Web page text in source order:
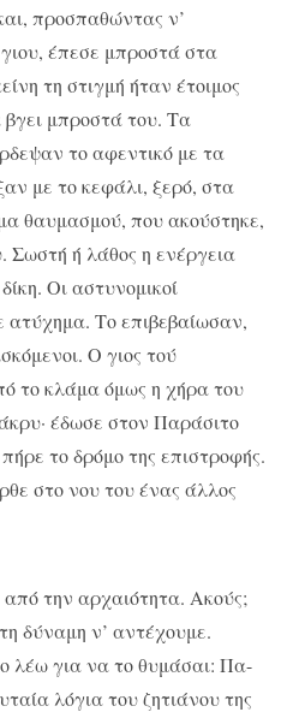
προσπαθώντας ν’
έπεσε μπροστά στα
τη στιγμή ήταν έτοιμος
μπροστά του. Τα
το αφεντικό με τα
με το κεφάλι, ξερό, στα
θαυμασμού, που ακούστηκε,
Σωστή ή λάθος η ενέργεια
Οι αστυνομικοί
Το επιβεβαίωσαν,
Ο γιος τού
το κλάμα όμως η χήρα του
έδωσε στον Παράσιτο
το δρόμο της επιστροφής.
στο νου του ένας άλλος
την αρχαιότητα. Ακούς;
δύναμη ν’ αντέχουμε.
λέω για να το θυμάσαι: Πα-
λόγια του ζητιάνου της